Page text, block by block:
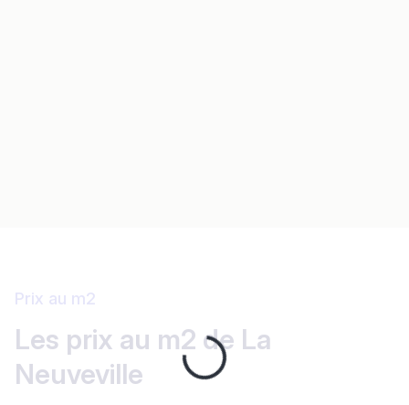
Loading...
Prix au m2
Les prix au m2 de La
Neuveville